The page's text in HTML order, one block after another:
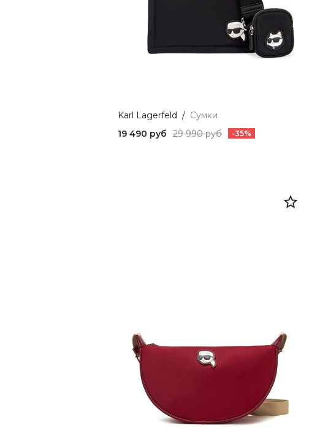
Karl Lagerfeld / Сумки
19 490 руб
29 990 руб -35%